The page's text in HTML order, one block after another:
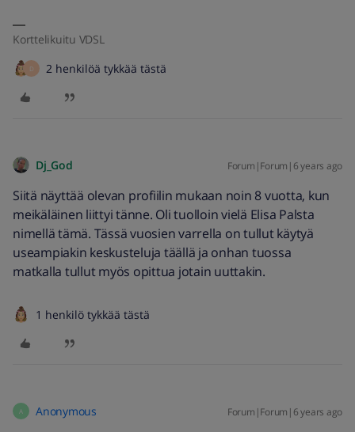
Korttelikuitu VDSL
D 2 henkilöä tykkää tästä
Dj_God Forum|Forum|6 years ago
Siitä näyttää olevan profiilin mukaan noin 8 vuotta, kun
meikäläinen liittyi tänne. Oli tuolloin vielä Elisa Palsta
nimellä tämä. Tässä vuosien varrella on tullut käytyä
useampiakin keskusteluja täällä ja onhan tuossa
matkalla tullut myös opittua jotain uuttakin.
1 henkilö tykkää tästä
A Anonymous Forum|Forum|6 years ago